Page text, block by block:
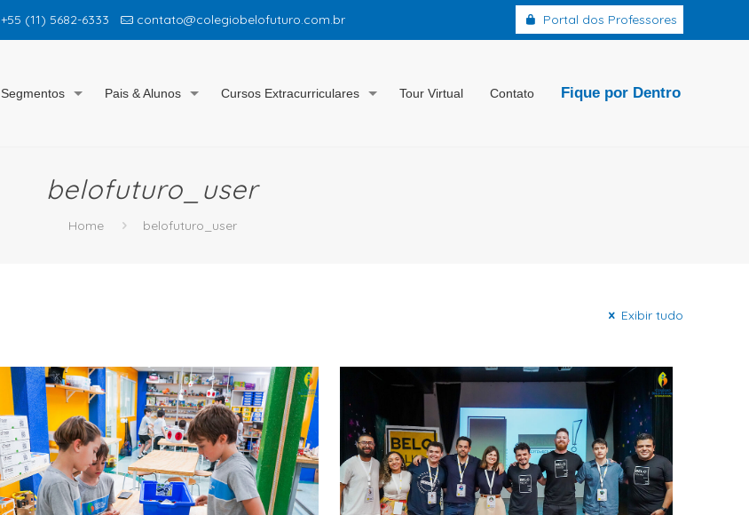
+55 (11) 5682-6333 contato@colegiobelofuturo.com.br Portal dos Professores
Segmentos Pais & Alunos Cursos Extracurriculares Tour Virtual Contato Fique por Dentro
belofuturo_user
Home belofuturo_user
Exibir tudo